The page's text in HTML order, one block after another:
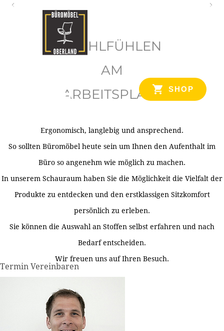
SHOP
WOHLFÜHLEN
AM
ARBEITSPLATZ
Ergonomisch, langlebig und ansprechend.
So sollten Büromöbel heute sein um Ihnen den Aufenthalt im
Büro so angenehm wie möglich zu machen.
In unserem Schauraum haben Sie die Möglichkeit die Vielfalt der
Produkte zu entdecken und den erstklassigen Sitzkomfort
persönlich zu erleben.
Sie können die Auswahl an Stoffen selbst erfahren und nach
Bedarf entscheiden.
Wir freuen uns auf Ihren Besuch.
Termin Vereinbaren